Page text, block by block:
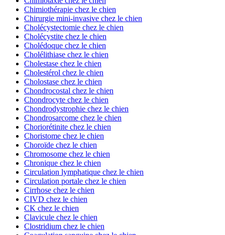
Chimiothérapie chez le chien
Chirurgie mini-invasive chez le chien
Cholécystectomie chez le chien
Cholécystite chez le chien
Cholédoque chez le chien
Cholélithiase chez le chien
Cholestase chez le chien
Cholestérol chez le chien
Cholostase chez le chien
Chondrocostal chez le chien
Chondrocyte chez le chien
Chondrodystrophie chez le chien
Chondrosarcome chez le chien
Choriorétinite chez le chien
Choristome chez le chien
Choroïde chez le chien
Chromosome chez le chien
Chronique chez le chien
Circulation lymphatique chez le chien
Circulation portale chez le chien
Cirrhose chez le chien
CIVD chez le chien
CK chez le chien
Clavicule chez le chien
Clostridium chez le chien